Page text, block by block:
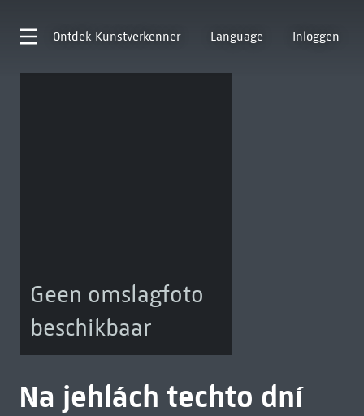
Ontdek Kunstverkenner Language Inloggen
Geen omslagfoto
beschikbaar
Na jehlách techto dní